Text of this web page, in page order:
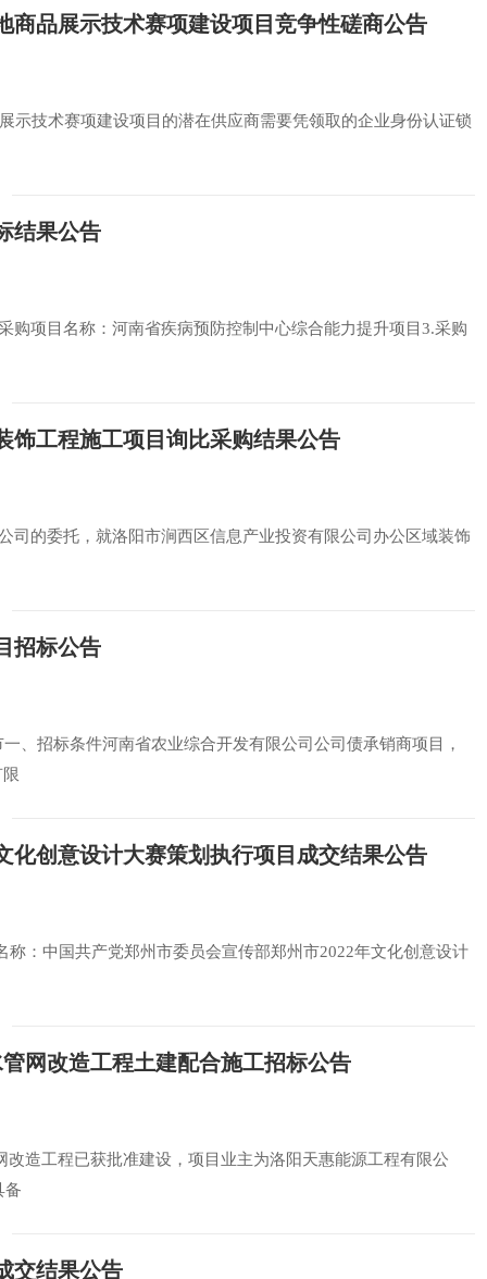
商品展示技术赛项建设项目竞争性磋商公告
示技术赛项建设项目的潜在供应商需要凭领取的企业身份认证锁
结果公告
购项目名称：河南省疾病预防控制中心综合能力提升项目3.采购
饰工程施工项目询比采购结果公告
的委托，就洛阳市涧西区信息产业投资有限公司办公区域装饰
招标公告
、招标条件河南省农业综合开发有限公司公司债承销商项目，
化创意设计大赛策划执行项目成交结果公告
：中国共产党郑州市委员会宣传部郑州市2022年文化创意设计
网改造工程土建配合施工招标公告
造工程已获批准建设，项目业主为洛阳天惠能源工程有限公
备
交结果公告